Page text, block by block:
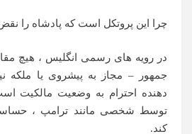
چرا این پروتکل است که پادشاه را
در رویه های رسمی انگلیس ، هیچ
جمهور – مجاز به پیشروی یا ملکه
دهنده احترام به وضعیت مالکیت
توسط شخصی مانند ترامپ ،
کند.